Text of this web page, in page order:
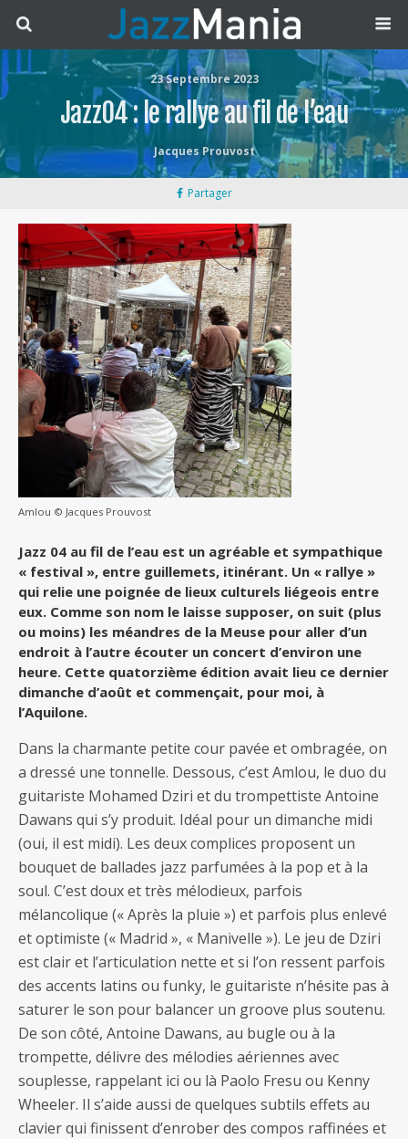
23 Septembre 2023
Jazz04 : le rallye au fil de l’eau
Jacques Prouvost
Partager
Amlou © Jacques Prouvost
Jazz 04 au fil de l’eau est un agréable et sympathique
« festival », entre guillemets, itinérant. Un « rallye »
qui relie une poignée de lieux culturels liégeois entre
eux. Comme son nom le laisse supposer, on suit (plus
ou moins) les méandres de la Meuse pour aller d’un
endroit à l’autre écouter un concert d’environ une
heure. Cette quatorzième édition avait lieu ce dernier
dimanche d’août et commençait, pour moi, à
l’Aquilone.
Dans la charmante petite cour pavée et ombragée, on
a dressé une tonnelle. Dessous, c’est Amlou, le duo du
guitariste Mohamed Dziri et du trompettiste Antoine
Dawans qui s’y produit. Idéal pour un dimanche midi
(oui, il est midi). Les deux complices proposent un
bouquet de ballades jazz parfumées à la pop et à la
soul. C’est doux et très mélodieux, parfois
mélancolique (« Après la pluie ») et parfois plus enlevé
et optimiste (« Madrid », « Manivelle »). Le jeu de Dziri
est clair et l’articulation nette et si l’on ressent parfois
des accents latins ou funky, le guitariste n’hésite pas à
saturer le son pour balancer un groove plus soutenu.
De son côté, Antoine Dawans, au bugle ou à la
trompette, délivre des mélodies aériennes avec
souplesse, rappelant ici ou là Paolo Fresu ou Kenny
Wheeler. Il s’aide aussi de quelques subtils effets au
clavier qui finissent d’enrober des compos raffinées et